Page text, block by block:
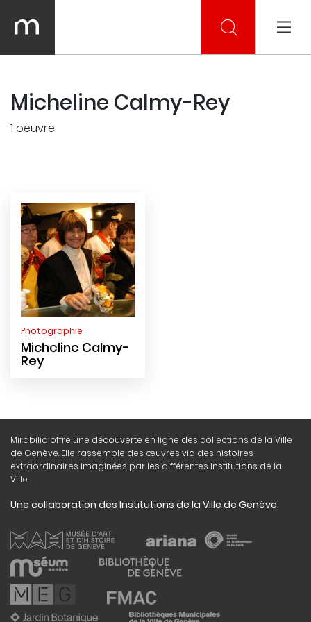
Micheline Calmy-Rey
1 oeuvre
Photographie
Micheline Calmy-
Rey
Mirabilia offre une découverte en ligne des collections de la Ville
de Genève. Elle rassemble des œuvres via des histoires
extraordinaires imaginées par les différentes institutions de la
Ville.
Une collaboration des Institutions de la Ville de Genève